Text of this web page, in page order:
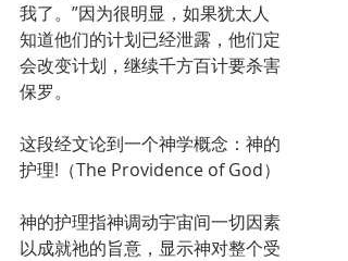
我了。”因为很明显，如果犹太人
知道他们的计划已经泄露，他们定
会改变计划，继续千方百计要杀害
保罗。
这段经文论到一个神学概念：神的
护理!（The Providence of God）
神的护理指神调动宇宙间一切因素
以成就祂的旨意，显示神对整个受